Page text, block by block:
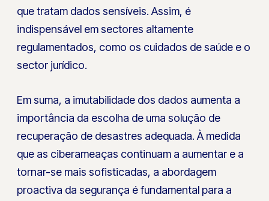
que tratam dados sensíveis. Assim, é
indispensável em sectores altamente
regulamentados, como os cuidados de saúde e o
sector jurídico.
Em suma, a imutabilidade dos dados aumenta a
importância da escolha de uma solução de
recuperação de desastres adequada. À medida
que as ciberameaças continuam a aumentar e a
tornar-se mais sofisticadas, a abordagem
proactiva da segurança é fundamental para a